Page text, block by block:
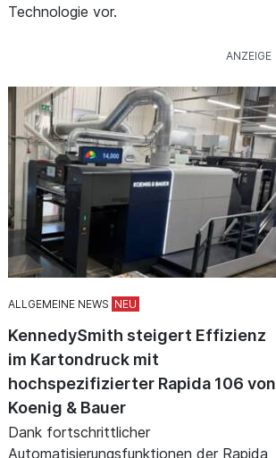
Technologie vor.
ALLGEMEINE NEWS
KennedySmith steigert Effizienz
im Kartondruck mit
hochspezifizierter Rapida 106 von
Koenig & Bauer
Dank fortschrittlicher
Automatisierungsfunktionen der Rapida